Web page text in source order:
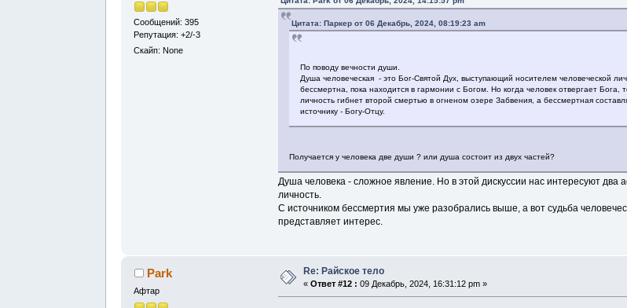
Сообщений: 395
Репутация: +2/-3
Скайп: None
Цитата: Паркер от 06 Декабрь, 2024, 08:19:23 am
По поводу вечности души.
Душа человеческая - это Бог-Святой Дух, выступающий носителем человеческой
бессмертна, пока находится в гармонии с Богом. Но когда человек отвергает
личность гибнет второй смертью в огненом озере Забвения, а бессмертная
источнику - Богу-Отцу.
Получается у человека две души ? или душа состоит из двух частей?
Душа человека - сложное явление. Но в этой дискуссии нас интересуют два
личность.
С источником бессмертия мы уже разобрались выше, а вот судьба
представляет интерес.
Park
Афтар
Re: Райское тело
«Ответ #12 : 09 Декабрь, 2024, 16:31:12 pm »